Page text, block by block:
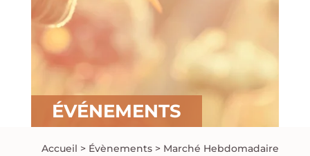
ÉVÉNEMENTS
Accueil > Évènements > Marché Hebdomadaire